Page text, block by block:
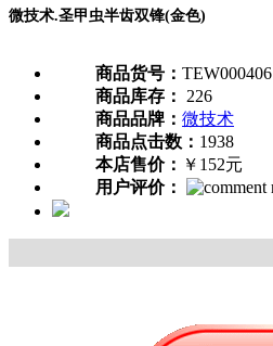
微技术.圣甲虫半齿双锋(金色)
商品货号： TEW000406
商品库存：
226
商品品牌： 微技术
商品点击数： 1938
本店售价： ￥152元
用户评价：